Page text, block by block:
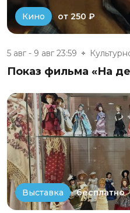
Кино от 250 ₽
5 авг - 9 авг 23:59
Показ фильма «На
Выставка бесплатно